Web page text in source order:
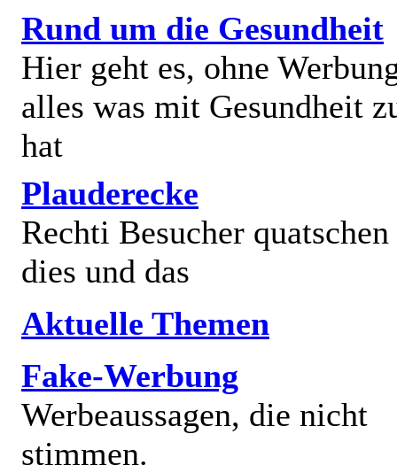
Rund um die Gesundheit
Hier geht es, ohne
alles was mit Gesundheit
hat
Plauderecke
Rechti Besucher
dies und das
Aktuelle Themen
Fake-Werbung
Werbeaussagen, die nicht
stimmen.